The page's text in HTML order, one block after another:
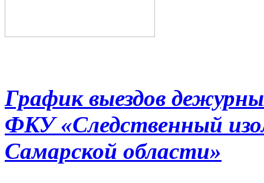
График выездов
ФКУ «Следственный
Самарской области»